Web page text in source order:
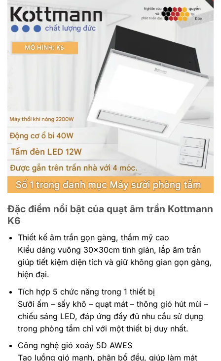
Đặc điểm nổi bật của quạt âm trần Kottmann
K6
Thiết kế âm trần gọn gàng, thẩm mỹ cao
Kiểu dáng vuông 30x30cm tinh giản, lắp âm trần
giúp tiết kiệm diện tích và giữ không gian gọn gàng,
hiện đại.
Tích hợp 5 chức năng trong 1 thiết bị
Sưởi ấm – sấy khô – quạt mát – thông gió hút mùi –
chiếu sáng LED, đáp ứng đầy đủ nhu cầu sử dụng
trong phòng tắm chỉ với một thiết bị duy nhất.
Công nghệ gió xoáy 5D AWES
Tạo luồng gió mạnh, phân bổ đều, giúp làm mát